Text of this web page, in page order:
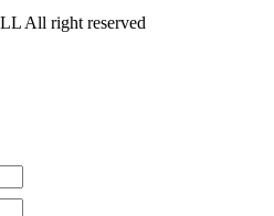
All right reserved